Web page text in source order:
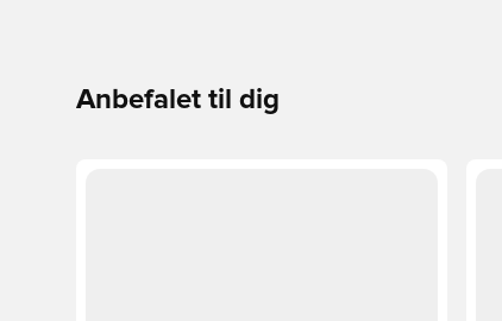
Anbefalet til dig